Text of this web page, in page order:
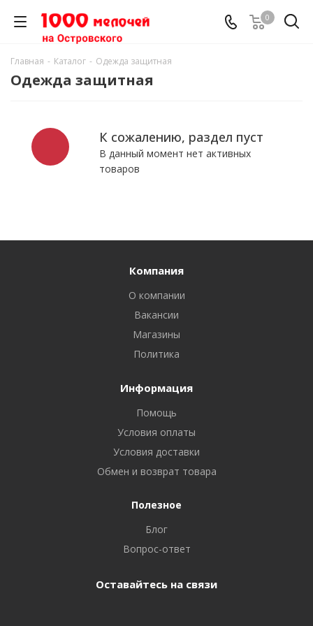
0
Главная - Каталог - Одежда защитная
Одежда защитная
К сожалению, раздел пуст
В данный момент нет активных
товаров
Компания
О компании
Вакансии
Магазины
Политика
Информация
Помощь
Условия оплаты
Условия доставки
Обмен и возврат товара
Полезное
Блог
Вопрос-ответ
Оставайтесь на связи